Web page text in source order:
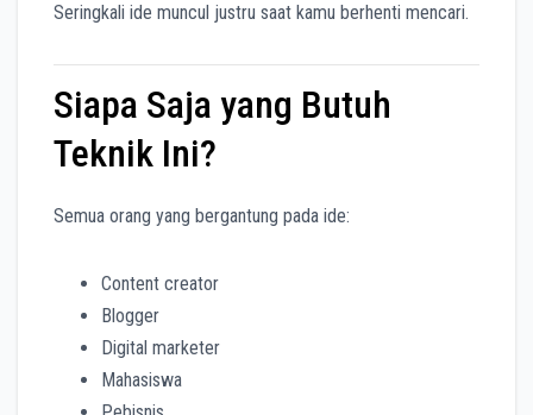
Seringkali ide muncul justru saat kamu berhenti mencari.
Siapa Saja yang Butuh
Teknik Ini?
Semua orang yang bergantung pada ide:
Content creator
Blogger
Digital marketer
Mahasiswa